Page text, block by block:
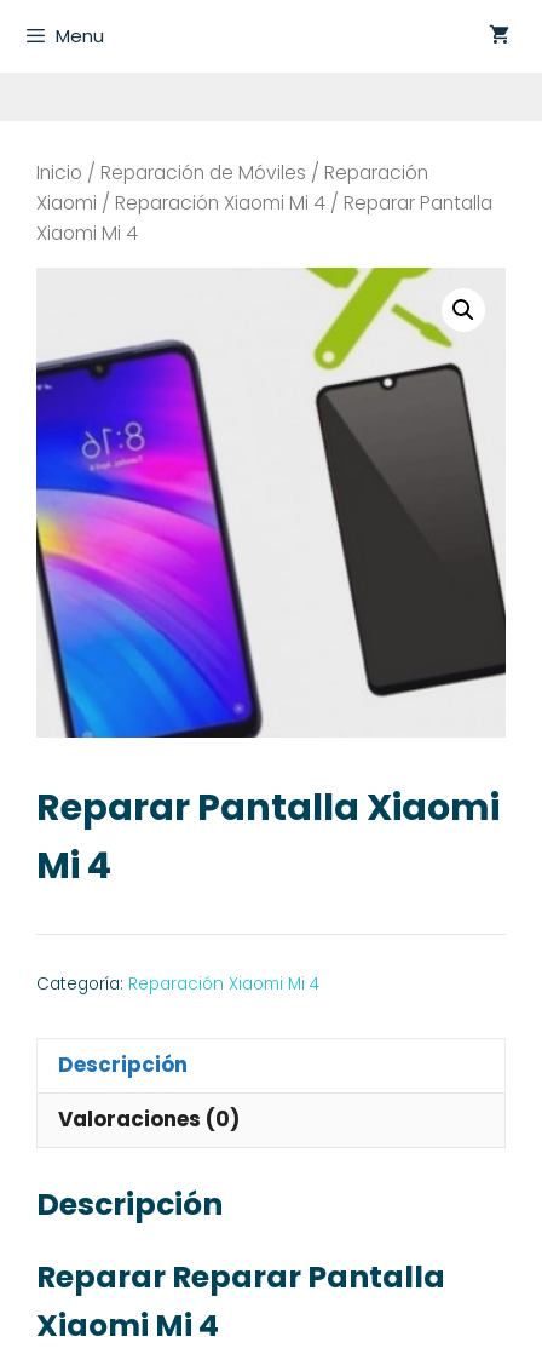
Menu
Inicio / Reparación de Móviles / Reparación
Xiaomi / Reparación Xiaomi Mi 4 / Reparar Pantalla
Xiaomi Mi 4
Reparar Pantalla Xiaomi
Mi 4
Categoría: Reparación Xiaomi Mi 4
Descripción
Valoraciones (0)
Descripción
Reparar Reparar Pantalla
Xiaomi Mi 4